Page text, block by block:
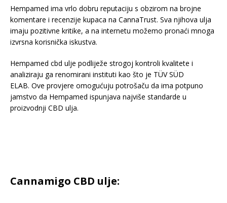
Hempamed ima vrlo dobru reputaciju s obzirom na brojne
komentare i recenzije kupaca na CannaTrust. Sva njihova ulja
imaju pozitivne kritike, a na internetu možemo pronaći mnoga
izvrsna korisnička iskustva.
Hempamed cbd ulje podliježe strogoj kontroli kvalitete i
analiziraju ga renomirani instituti kao što je TÜV SÜD
ELAB. Ove provjere omogućuju potrošaču da ima potpuno
jamstvo da Hempamed ispunjava najviše standarde u
proizvodnji CBD ulja.
Cannamigo CBD ulje: